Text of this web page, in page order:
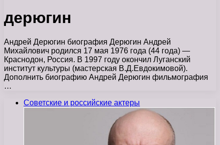
дерюгин
Андрей Дерюгин биография Дерюгин Андрей
Михайлович родился 17 мая 1976 года (44 года) —
Краснодон, Россия. В 1997 году окончил Луганский
институт культуры (мастерская В.Д.Евдокимовой).
Дополнить биографию Андрей Дерюгин фильмография
…
Советские и российские актеры